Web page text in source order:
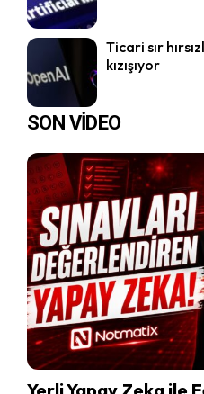
Ticari sır
kızışıyor
SON VİDEO